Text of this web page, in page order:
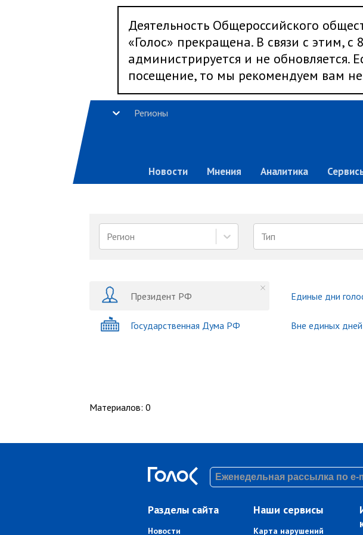
Деятельность Общероссийского
«Голос» прекращена. В связи с этим,
администрируется и не обновляется.
посещение, то мы рекомендуем вам не
Регионы
Новости Мнения Аналитика
Регион Тип
Президент РФ
Государственная Дума РФ
Единые дни
Вне единых дней
Материалов: 0
Разделы сайта
Новости
Наши сервисы
Карта нарушений